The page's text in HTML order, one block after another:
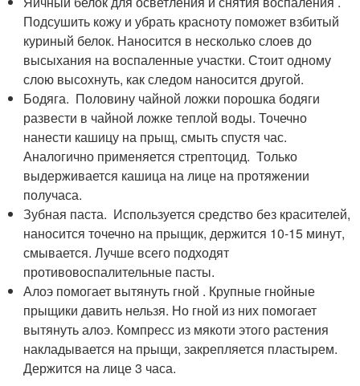
Подсушить кожу и убрать красноту поможет взбитый
куриный белок. Наносится в несколько слоев до
высыхания на воспаленные участки. Стоит одному
слою высохнуть, как следом наносится другой.
Бодяга. Половину чайной ложки порошка бодяги
развести в чайной ложке теплой воды. Точечно
нанести кашицу на прыщ, смыть спустя час.
Аналогично применяется стрептоцид. Только
выдерживается кашица на лице на протяжении
получаса.
Зубная паста. Используется средство без красителей,
наносится точечно на прыщик, держится 10-15 минут,
смывается. Лучше всего подходят
противовоспалительные пасты.
Алоэ помогает вытянуть гной . Крупные гнойные
прыщики давить нельзя. Но гной из них помогает
вытянуть алоэ. Компресс из мякоти этого растения
накладывается на прыщи, закрепляется пластырем.
Держится на лице 3 часа.